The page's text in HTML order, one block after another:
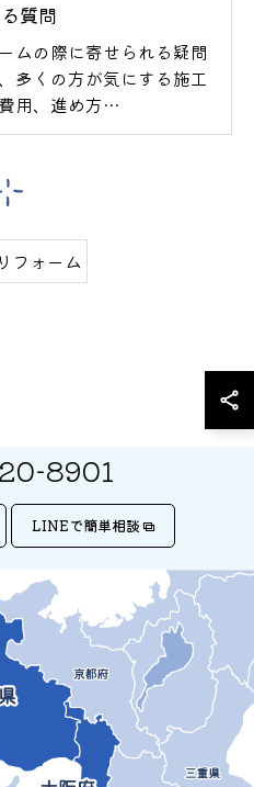
質問
ムの際に寄せられる疑問
多くの方が気にする施工
用、進め方…
リフォーム
8901
LINEで簡単相談